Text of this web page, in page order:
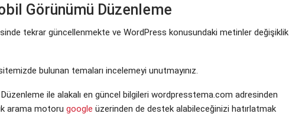
Görünümü Düzenleme
tekrar güncellenmekte ve WordPress konusundaki metinler değişiklik
bulunan temaları incelemeyi unutmayınız.
ile alakalı en güncel bilgileri wordpresstema.com adresinden
arama motoru google üzerinden de destek alabileceğinizi hatırlatmak